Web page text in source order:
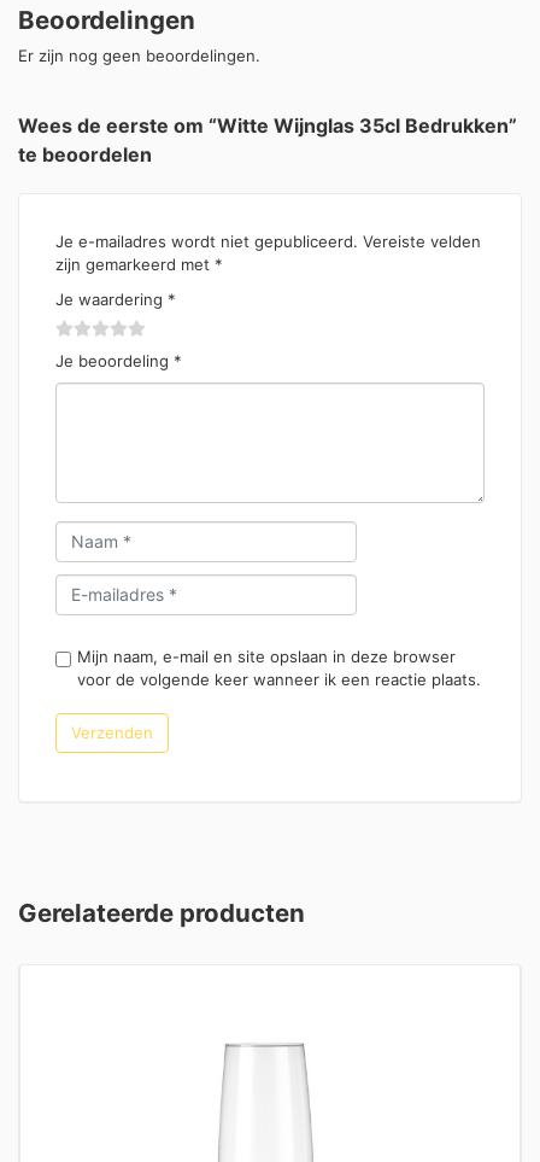
Beoordelingen
Er zijn nog geen beoordelingen.
Wees de eerste om “Witte Wijnglas 35cl Bedrukken”
te beoordelen
Je e-mailadres wordt niet gepubliceerd. Vereiste velden
zijn gemarkeerd met *
Je waardering *
Je beoordeling *
Mijn naam, e-mail en site opslaan in deze browser
voor de volgende keer wanneer ik een reactie plaats.
Gerelateerde producten